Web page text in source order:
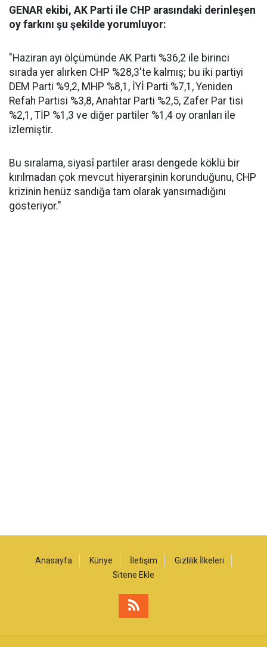
GENAR ekibi, AK Parti ile CHP arasındaki derinleşen
oy farkını şu şekilde yorumluyor:
"Haziran ayı ölçümünde AK Parti %36,2 ile birinci
sırada yer alırken CHP %28,3'te kalmış; bu iki partiyi
DEM Parti %9,2, MHP %8,1, İYİ Parti %7,1, Yeniden
Refah Partisi %3,8, Anahtar Parti %2,5, Zafer Par tisi
%2,1, TİP %1,3 ve diğer partiler %1,4 oy oranları ile
izlemiştir.
Bu sıralama, siyasî partiler arası dengede köklü bir
kırılmadan çok mevcut hiyerarşinin korunduğunu, CHP
krizinin henüz sandığa tam olarak yansımadığını
gösteriyor."
Anasayfa Künye İletişim
Gizlilik İlkeleri
Sitene Ekle